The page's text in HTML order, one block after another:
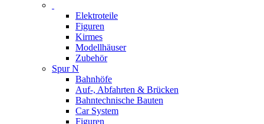
Elektroteile
Figuren
Kirmes
Modellhäuser
Zubehör
Spur N
Bahnhöfe
Auf-, Abfahrten & Brücken
Bahntechnische Bauten
Car System
Figuren